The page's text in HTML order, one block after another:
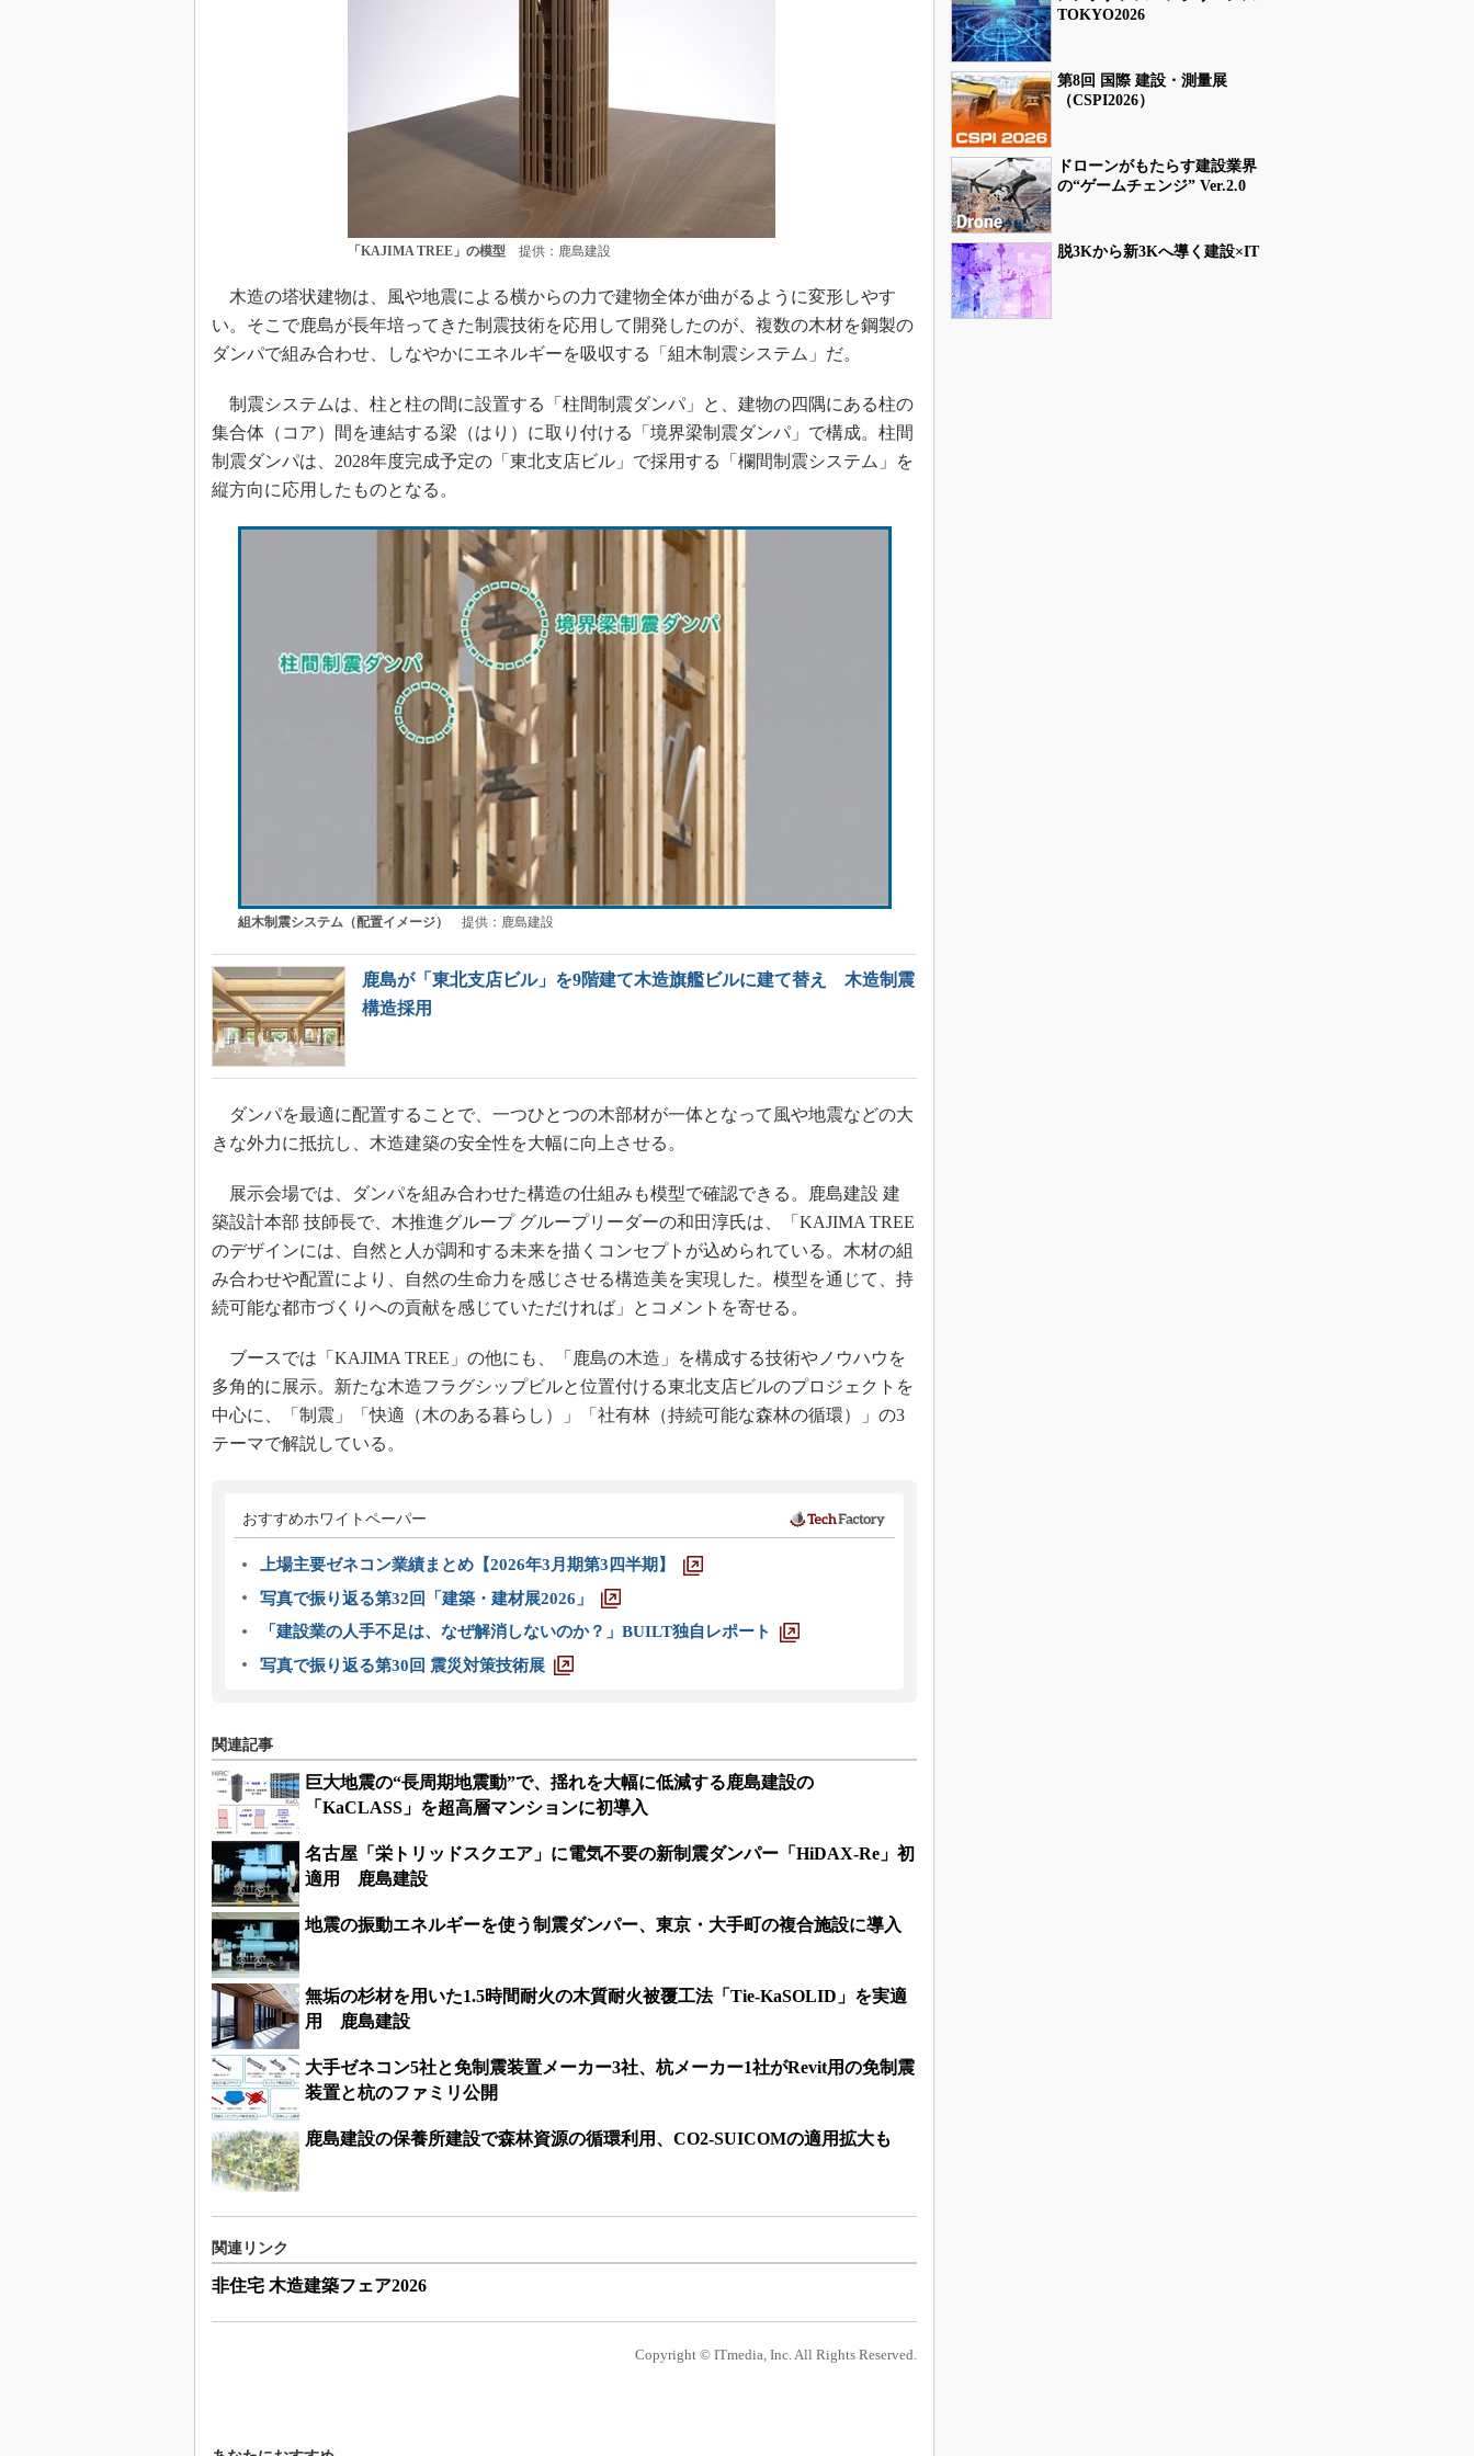
「KAJIMA TREE」の模型提供：鹿島建設
木造の塔状建物は、風や地震による横からの力で建物全体が曲がるように変形しやす
い。そこで鹿島が長年培ってきた制震技術を応用して開発したのが、複数の木材を鋼製の
ダンパで組み合わせ、しなやかにエネルギーを吸収する「組木制震システム」だ。
制震システムは、柱と柱の間に設置する「柱間制震ダンパ」と、建物の四隅にある柱の
集合体（コア）間を連結する梁（はり）に取り付ける「境界梁制震ダンパ」で構成。柱間
制震ダンパは、2028年度完成予定の「東北支店ビル」で採用する「欄間制震システム」を
縦方向に応用したものとなる。
組木制震システム（配置イメージ） 提供：鹿島建設
鹿島が「東北支店ビル」を9階建て木造旗艦ビルに建て替え 木造制震
構造採用
ダンパを最適に配置することで、一つひとつの木部材が一体となって風や地震などの大
きな外力に抵抗し、木造建築の安全性を大幅に向上させる。
展示会場では、ダンパを組み合わせた構造の仕組みも模型で確認できる。鹿島建設 建
築設計本部 技師長で、木推進グループ グループリーダーの和田淳氏は、「KAJIMA TREE
のデザインには、自然と人が調和する未来を描くコンセプトが込められている。木材の組
み合わせや配置により、自然の生命力を感じさせる構造美を実現した。模型を通じて、持
続可能な都市づくりへの貢献を感じていただければ」とコメントを寄せる。
ブースでは「KAJIMA TREE」の他にも、「鹿島の木造」を構成する技術やノウハウを
多角的に展示。新たな木造フラグシップビルと位置付ける東北支店ビルのプロジェクトを
中心に、「制震」「快適（木のある暮らし）」「社有林（持続可能な森林の循環）」の3
テーマで解説している。
おすすめホワイトペーパー
上場主要ゼネコン業績まとめ【2026年3月期第3四半期】
写真で振り返る第32回「建築・建材展2026」
「建設業の人手不足は、なぜ解消しないのか？」BUILT独自レポート
写真で振り返る第30回 震災対策技術展
関連記事
巨大地震の“長周期地震動”で、揺れを大幅に低減する鹿島建設の
「KaCLASS」を超高層マンションに初導入
名古屋「栄トリッドスクエア」に電気不要の新制震ダンパー「HiDAX-Re」初
適用 鹿島建設
地震の振動エネルギーを使う制震ダンパー、東京・大手町の複合施設に導入
無垢の杉材を用いた1.5時間耐火の木質耐火被覆工法「Tie-KaSOLID」を実適
用 鹿島建設
大手ゼネコン5社と免制震装置メーカー3社、杭メーカー1社がRevit用の免制震
装置と杭のファミリ公開
鹿島建設の保養所建設で森林資源の循環利用、CO2-SUICOMの適用拡大も
関連リンク
非住宅 木造建築フェア2026
Copyright © ITmedia, Inc. All Rights Reserved.
TOKYO2026
第8回 国際 建設・測量展
（CSPI2026）
ドローンがもたらす建設業界
の“ゲームチェンジ” Ver.2.0
脱3Kから新3Kへ導く建設×IT